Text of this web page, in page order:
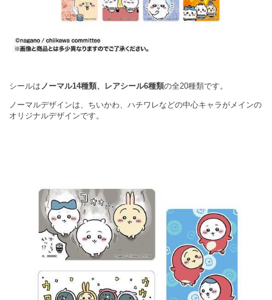
シールは ノーマル14種類、レアシール6種類の全20種類です。
ノーマルデザインは、ちいかわ、ハチワレなどの中心キャラがメインの
オリジナルデザインです。